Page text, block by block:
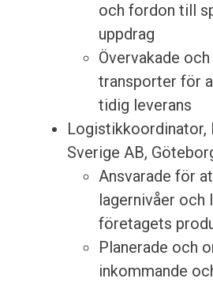
och fordon till
uppdrag
Övervakade
transporter för
tidig leverans
Logistikkoordinator,
Sverige AB,
Ansvarade för
lagernivåer
företagets
Planerade och
inkommande